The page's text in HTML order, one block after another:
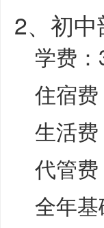
2、初
学费
住宿
生活
代管
全年